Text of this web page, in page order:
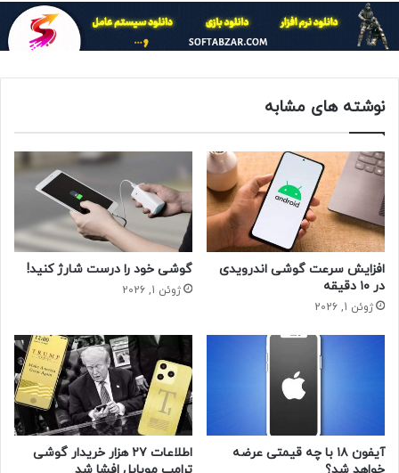
متغیر را در دوربین اصلی قرار می دهد. علاوه بر این، مینگ چی کو
اشاره می‌کند که چیپست‌های سری M5 اپل از گره پیشرفته N3P
TSMC استفاده می‌کنند.
Max و Ultra” از بسته های “SoIC” استفاده خواهند کرد.
حتما بخوانید :
خرید و فروش پاسپورت در بازار سیاه
رجیستری گوشی آیفون مسافری
آیفون ۱۸
نوشته های مشابه
افزایش سرعت گوشی اندرویدی
در ۱۰ دقیقه
ژوئن 1, 2026
گوشی خود را درست شارژ کنید!
ژوئن 1, 2026
آیفون ۱۸ با چه قیمتی عرضه
اطلاعات ۲۷ هزار خریدار گوشی